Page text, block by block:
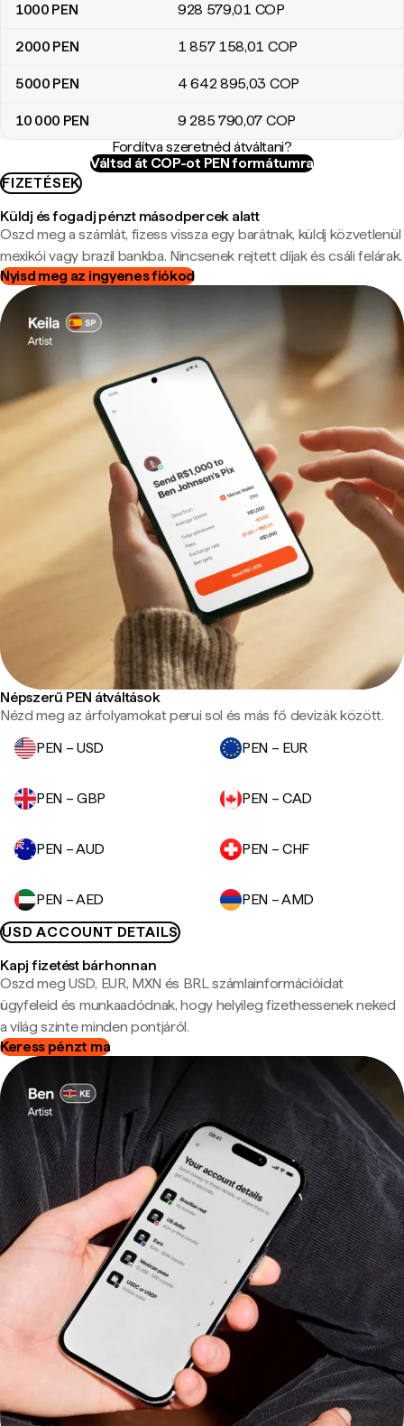
1000 PEN 928 579,01 COP
2000 PEN 1 857 158,01 COP
5000 PEN 4 642 895,03 COP
10 000 PEN 9 285 790,07 COP
Fordítva szeretnéd átváltani?
Váltsd át COP-ot PEN formátumra
FIZETÉSEK
Küldj és fogadj pénzt másodpercek alatt
Oszd meg a számlát, fizess vissza egy barátnak, küldj közvetlenül
mexikói vagy brazil bankba. Nincsenek rejtett díjak és csáli felárak.
Nyisd meg az ingyenes fiókod
Népszerű PEN átváltások
Nézd meg az árfolyamokat perui sol és más fő devizák között.
PEN – USD
PEN – EUR
PEN – GBP PEN – CAD
PEN – AUD PEN – CHF
PEN – AED
PEN – AMD
USD ACCOUNT DETAILS
Kapj fizetést bárhonnan
Oszd meg USD, EUR, MXN és BRL számlainformációidat
ügyfeleid és munkaadódnak, hogy helyileg fizethessenek neked
a világ szinte minden pontjáról.
Keress pénzt ma